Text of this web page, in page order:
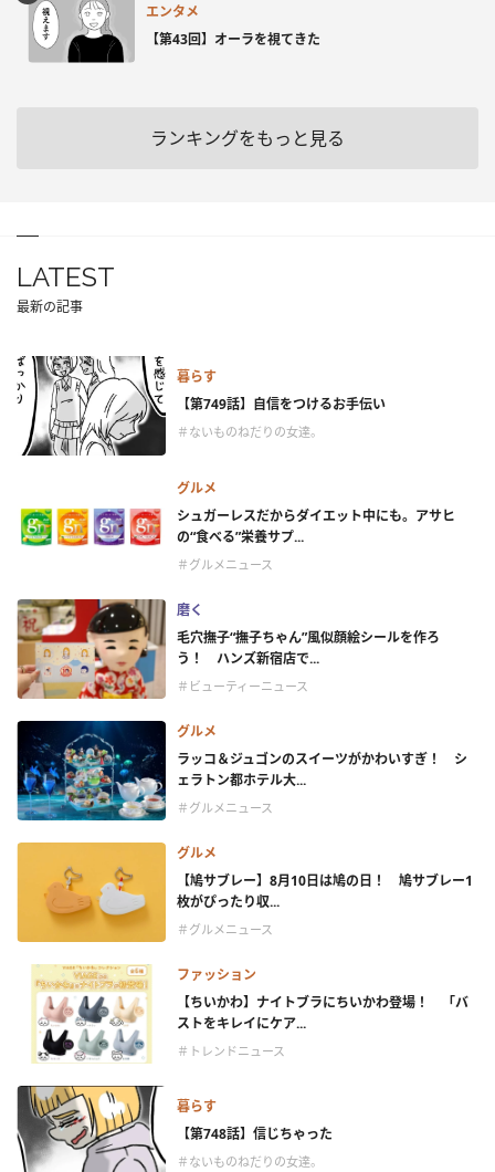
エンタメ
【第43回】オーラを視てきた
ランキングをもっと見る
LATEST
最新の記事
暮らす
【第749話】自信をつけるお手伝い
＃ないものねだりの女達。
グルメ
シュガーレスだからダイエット中にも。アサヒ
の“食べる”栄養サプ...
＃グルメニュース
磨く
毛穴撫子“撫子ちゃん”風似顔絵シールを作ろ
う！ ハンズ新宿店で...
＃ビューティーニュース
グルメ
ラッコ＆ジュゴンのスイーツがかわいすぎ！ シ
ェラトン都ホテル大...
＃グルメニュース
グルメ
【鳩サブレー】8月10日は鳩の日！ 鳩サブレー1
枚がぴったり収...
＃グルメニュース
ファッション
【ちいかわ】ナイトブラにちいかわ登場！ 「バ
ストをキレイにケア...
＃トレンドニュース
暮らす
【第748話】信じちゃった
＃ないものねだりの女達。